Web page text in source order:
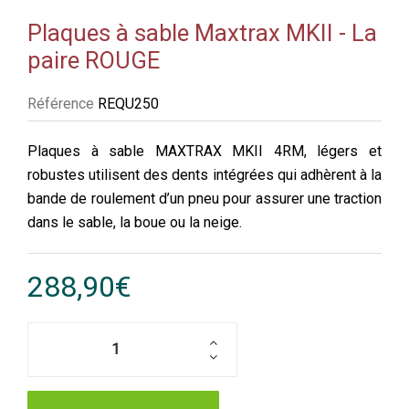
Plaques à sable Maxtrax MKII - La
paire ROUGE
Référence REQU250
Plaques à sable MAXTRAX MKII 4RM, légers et
robustes utilisent des dents intégrées qui adhèrent à la
bande de roulement d’un pneu pour assurer une traction
dans le sable, la boue ou la neige.
288,90€